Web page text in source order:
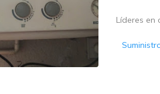
Líderes en